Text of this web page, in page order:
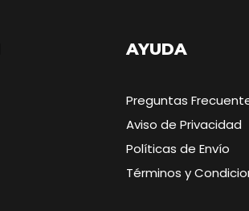
AYUDA
Preguntas
Aviso de Privacidad
Políticas de Envío
Términos y